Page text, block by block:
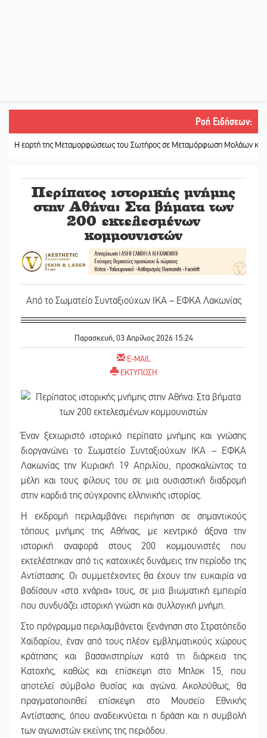
Ροή Ειδήσεων:
της Μεταμορφώσεως του Σωτήρος σε Μεταμόρφωση Μολάων και
Περίπατος ιστορικής μνήμης
στην Αθήνα: Στα βήματα των
200 εκτελεσμένων
κομμουνιστών
Από το Σωματείο Συνταξιούχων ΙΚΑ – ΕΦΚΑ Λακωνίας
Παρασκευή, 03 Απρίλιος 2026 15:24
E-MAIL
ΕΚΤΥΠΩΣΗ
Έναν ξεχωριστό ιστορικό περίπατο μνήμης και γνώσης
διοργανώνει το Σωματείο Συνταξιούχων ΙΚΑ – ΕΦΚΑ
Λακωνίας την Κυριακή 19 Απριλίου, προσκαλώντας τα
μέλη και τους φίλους του σε μια ουσιαστική διαδρομή
στην καρδιά της σύγχρονης ελληνικής ιστορίας.
Η εκδρομή περιλαμβάνει περιήγηση σε σημαντικούς
τόπους μνήμης της Αθήνας, με κεντρικό άξονα την
ιστορική αναφορά στους 200 κομμουνιστές που
εκτελέστηκαν από τις κατοχικές δυνάμεις την περίοδο της
Αντίστασης. Οι συμμετέχοντες θα έχουν την ευκαιρία να
βαδίσουν «στα χνάρια» τους, σε μια βιωματική εμπειρία
που συνδυάζει ιστορική γνώση και συλλογική μνήμη.
Στο πρόγραμμα περιλαμβάνεται ξενάγηση στο Στρατόπεδο
Χαϊδαρίου, έναν από τους πλέον εμβληματικούς χώρους
κράτησης και βασανιστηρίων κατά τη διάρκεια της
Κατοχής, καθώς και επίσκεψη στο Μπλοκ 15, που
αποτελεί σύμβολο θυσίας και αγώνα. Ακολούθως, θα
πραγματοποιηθεί επίσκεψη στο Μουσείο Εθνικής
Αντίστασης, όπου αναδεικνύεται η δράση και η συμβολή
των αγωνιστών εκείνης της περιόδου.